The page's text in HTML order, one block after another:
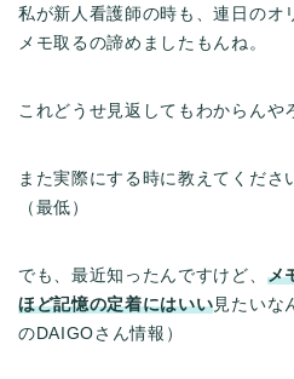
私が新人看護師の時も、連日のオ
メモ取るの諦めましたもんね。
これどうせ見返してもわからんや
また実際にする時に教えてくださ
（最低）
でも、最近知ったんですけど、 メ
ほど記憶の定着にはいい 見たいな
のDAIGOさん情報）